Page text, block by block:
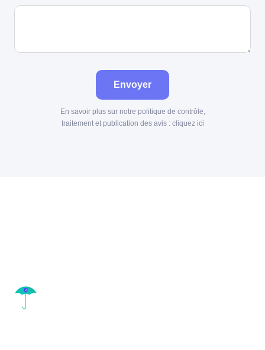
Envoyer
En savoir plus sur notre politique de contrôle,
traitement et publication des avis : cliquez ici